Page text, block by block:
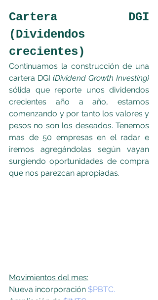
Cartera DGI
(Dividendos
crecientes)
Continuamos la construcción de una
cartera DGI (Dividend Growth Investing)
sólida que reporte unos dividendos
crecientes año a año, estamos
comenzando y por tanto los valores y
pesos no son los deseados. Tenemos
mas de 50 empresas en el radar e
iremos agregándolas según vayan
surgiendo oportunidades de compra
que nos parezcan apropiadas.
Movimientos del mes:
Nueva incorporación $PBTC.